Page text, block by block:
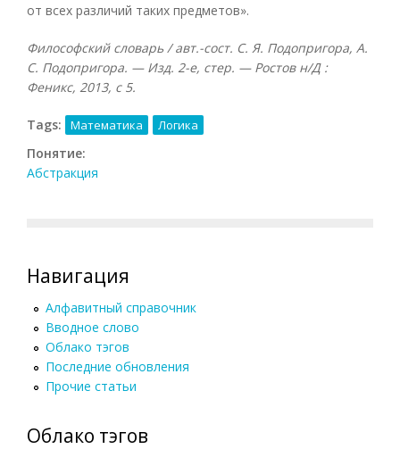
от всех различий таких предметов».
Философский словарь / авт.-сост. С. Я. Подопригора, А.
С. Подопригора. — Изд. 2-е, стер. — Ростов н/Д :
Феникс, 2013, с 5.
Tags: Математика Логика
Понятие:
Абстракция
Навигация
Алфавитный справочник
Вводное слово
Облако тэгов
Последние обновления
Прочие статьи
Облако тэгов